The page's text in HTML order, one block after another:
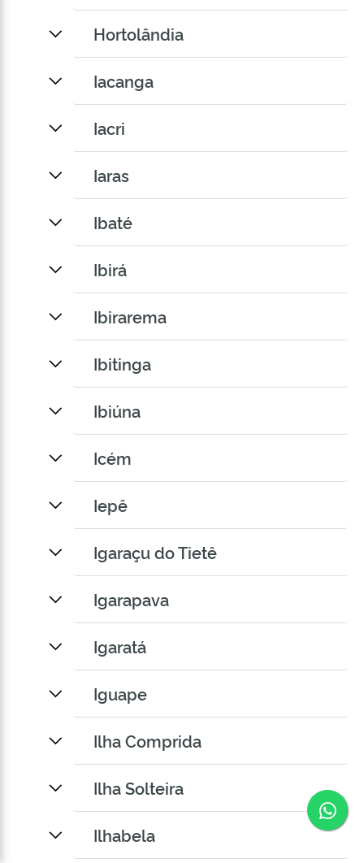
Hortolândia
Iacanga
Iacri
Iaras
Ibaté
Ibirá
Ibirarema
Ibitinga
Ibiúna
Icém
Iepê
Igaraçu do Tietê
Igarapava
Igaratá
Iguape
Ilha Comprida
Ilha Solteira
Ilhabela